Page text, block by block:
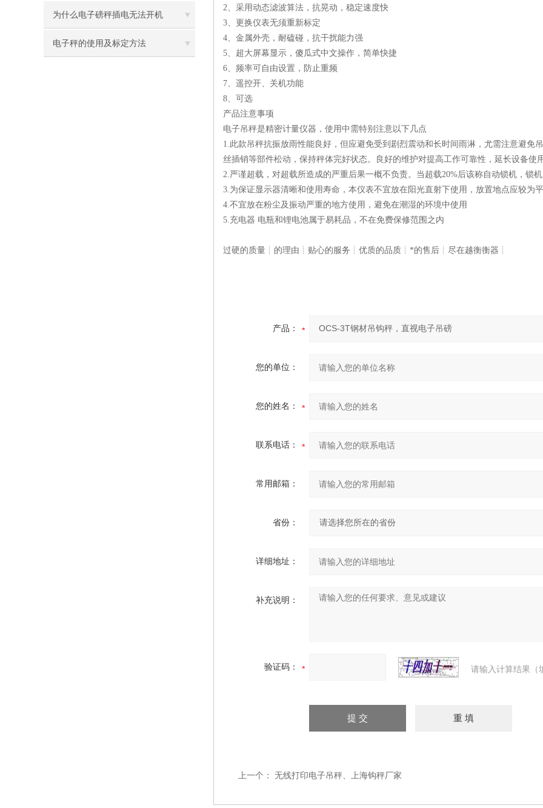
为什么电子磅秤插电无法开机
电子秤的使用及标定方法
2、采用动态滤波算法，抗晃动，稳定速度快
3、更换仪表无须重新标定
4、金属外壳，耐磕碰，抗干扰能力强
5、超大屏幕显示，傻瓜式中文操作，简单快捷
6、频率可自由设置，防止重频
7、遥控开、关机功能
8、可选
产品注意事项
电子吊秤是精密计量仪器，使用中需特别注意以下几点
1.此款吊秤抗振放雨性能良好，但应避免受到剧烈震动和长时间雨淋，尤需注意避免
丝插销等部件松动，保持秤体完好状态。良好的维护对提高工作可靠性，延长设备使
2.严谨超载，对超载所造成的严重后果一概不负责。当超载20%后该称自动锁机，锁
3.为保证显示器清晰和使用寿命，本仪表不宜放在阳光直射下使用，放置地点应较为
4.不宜放在粉尘及振动严重的地方使用，避免在潮湿的环境中使用
5.充电器 电瓶和锂电池属于易耗品，不在免费保修范围之内
过硬的质量┊的理由┊贴心的服务┊优质的品质┊*的售后┊尽在越衡衡器┊
产品：
您的单位：
您的姓名：
联系电话：
常用邮箱：
省份：
详细地址：
补充说明：
验证码： 请输入计算结果（
上一个： 无线打印电子吊秤、上海钩秤厂家